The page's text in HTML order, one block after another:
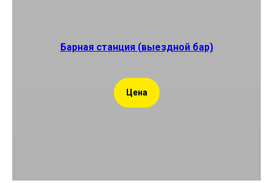
Барная станция (выездной бар)
Цена